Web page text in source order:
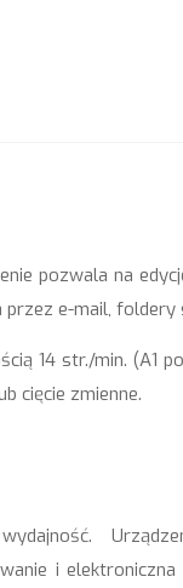
pozwala na
e-mail, foldery
14 str./min. (A1
cięcie zmienne.
i